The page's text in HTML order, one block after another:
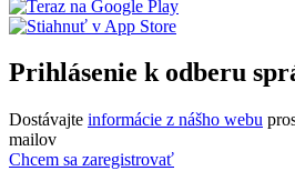
Prihlásenie k odberu
Dostávajte informácie z nášho webu
mailov
Chcem sa zaregistrovať